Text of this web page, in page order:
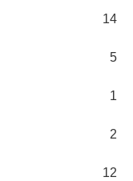
14
5
1
2
12